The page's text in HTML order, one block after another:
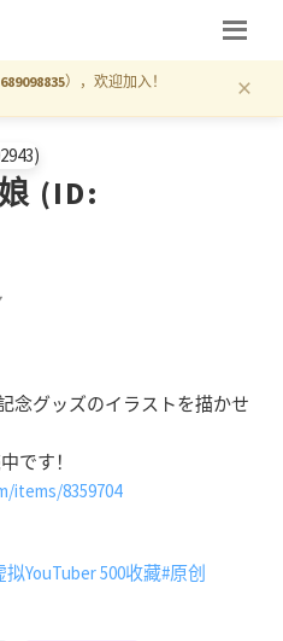
689098835），欢迎加入！ ×
(ID:
念グッズのイラストを描かせ
です！
items/8359704
拟YouTuber 500收藏#原创